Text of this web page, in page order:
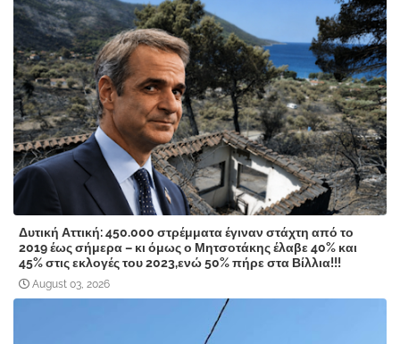
Δυτική Αττική: 450.000 στρέμματα έγιναν στάχτη από το
2019 έως σήμερα – κι όμως ο Μητσοτάκης έλαβε 40% και
45% στις εκλογές του 2023,ενώ 50% πήρε στα Βίλλια!!!
August 03, 2026